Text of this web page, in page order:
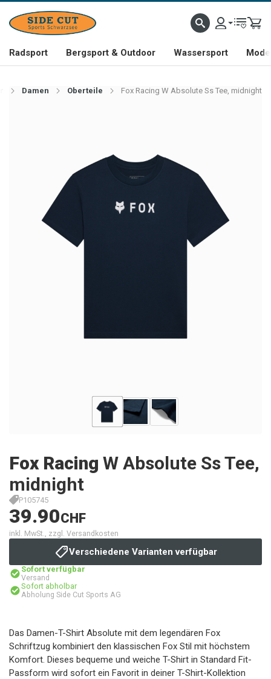
Radsport Bergsport & Outdoor Wassersport
Damen Oberteile Fox Racing W Absolute Ss Tee, midnight
Fox Racing W Absolute Ss Tee,
midnight
P105745
39.90CHF
inkl. MwSt., zzgl. Versandkosten
Verschiedene Varianten verfügbar
Sofort verfügbar
Versand
Sofort abholbar
Abholung Side Cut Sports AG
Das Damen-T-Shirt Absolute mit dem legendären Fox
Schriftzug kombiniert den klassischen Fox Stil mit höchstem
Komfort. Dieses bequeme und weiche T-Shirt in Standard Fit-
Passform wird sofort ein Favorit in deiner T-Shirt-Kollektion